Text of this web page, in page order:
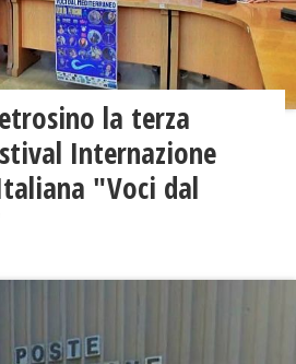
la terza
Internazione
"Voci dal